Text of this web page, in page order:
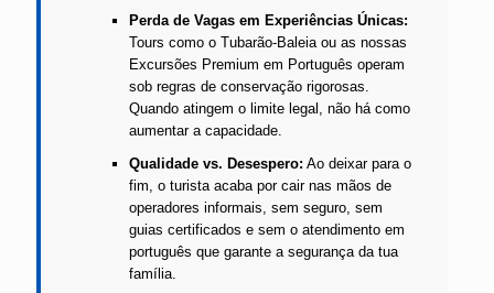
Perda de Vagas em Experiências Únicas:
Tours como o Tubarão-Baleia ou as nossas
Excursões Premium em Português operam
sob regras de conservação rigorosas.
Quando atingem o limite legal, não há como
aumentar a capacidade.
Qualidade vs. Desespero: Ao deixar para o
fim, o turista acaba por cair nas mãos de
operadores informais, sem seguro, sem
guias certificados e sem o atendimento em
português que garante a segurança da tua
família.